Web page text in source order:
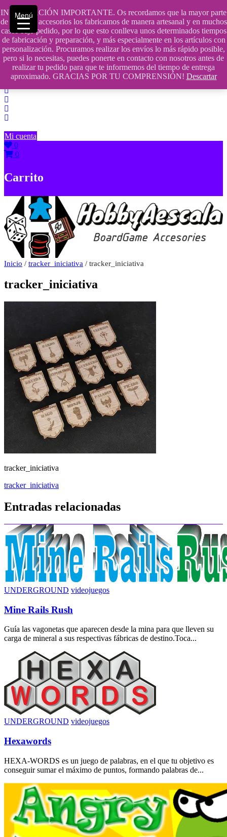
INFORMACIÓN IMPORTANTE. Os recordamos que la mayor parte
de nuestros accesorios los fabricamos de manera artesanal y en muchos
casos bajo pedido, por lo que esto conlleva unos determinados tiempos
de fabricación y preparación, y más especialmente en los artículos con
personalización. Procuramos realizar los envíos lo más rápido posible,
pero si lo necesitas, puedes ponerte en contacto con nosotros antes de
realizar tu pedido para que te informemos del tiempo de entrega
aproximado. GRACIAS POR TU COMPRENSIÓN! Descartar
Saltar
contenido
609241475 SOLO DE 10:00 a 14:00
info@hobbyaescala.com
San Fernando de Henares
10:00 - 14:00
Mi cuenta
0
0
Carrito
Inicio / tracker_iniciativa / tracker_iniciativa
tracker_iniciativa
tracker_iniciativa
Navegación
de
entradas
tracker_iniciativa
Entradas relacionadas
UNDERGROUND videojuegos
Mine Rails Rush
Guía las vagonetas que aparecen desde la mina para que lleven su
carga de mineral a sus respectivas fábricas de destino.Toca...
UNDERGROUND videojuegos
Hexawords
HEXA-WORDS es un juego de palabras, en el que tu objetivo es
conseguir sumar el máximo de puntos, formando palabras de...
Menú